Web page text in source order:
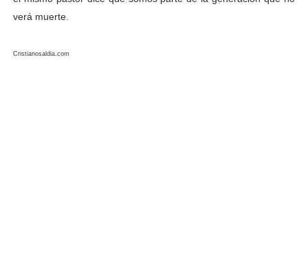
verá muerte.
Cristianosaldia.com